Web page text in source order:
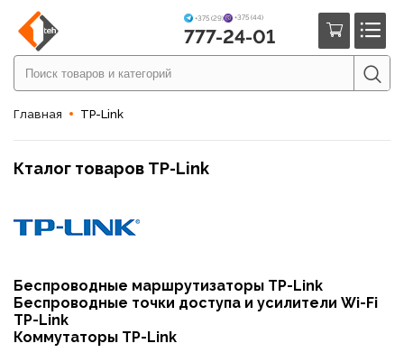
+375 (29) +375 (44)
777-24-01
Главная TP-Link
Кталог товаров TP-Link
Беспроводные маршрутизаторы TP-Link
Беспроводные точки доступа и усилители Wi-Fi
TP-Link
Коммутаторы TP-Link